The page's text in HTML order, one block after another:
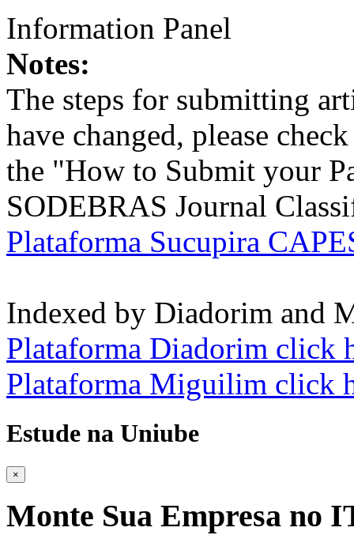
Information Panel
Notes:
The steps for submitting
have changed, please
the "How to Submit your
SODEBRAS Journal
Plataforma Sucupira
Indexed by Diadorim and
Plataforma Diadorim click
Plataforma Miguilim click
Estude na Uniube
×
Monte Sua Empresa no